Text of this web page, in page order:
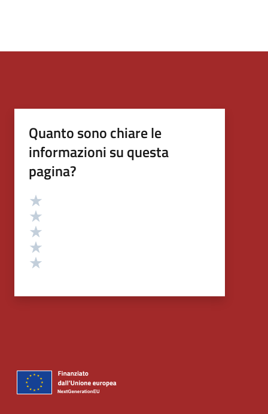
Quanto sono chiare le
informazioni su questa
pagina?
Valutazione